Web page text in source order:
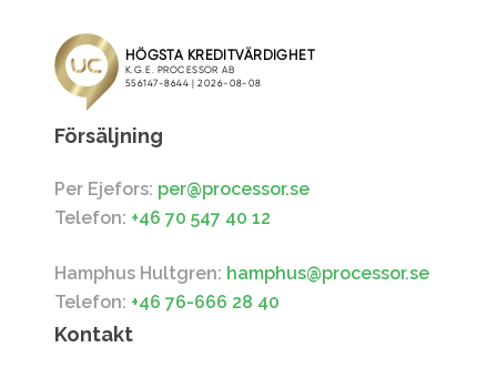
Försäljning
Per Ejefors: per@processor.se
Telefon: +46 70 547 40 12
Hamphus Hultgren: hamphus@processor.se
Telefon: +46 76-666 28 40
Kontakt